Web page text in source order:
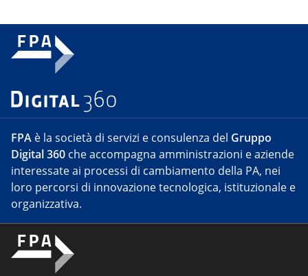
FPA è la società di servizi e consulenza del Gruppo
Digital 360 che accompagna amministrazioni e aziende
interessate ai processi di cambiamento della PA, nei
loro percorsi di innovazione tecnologica, istituzionale e
organizzativa.